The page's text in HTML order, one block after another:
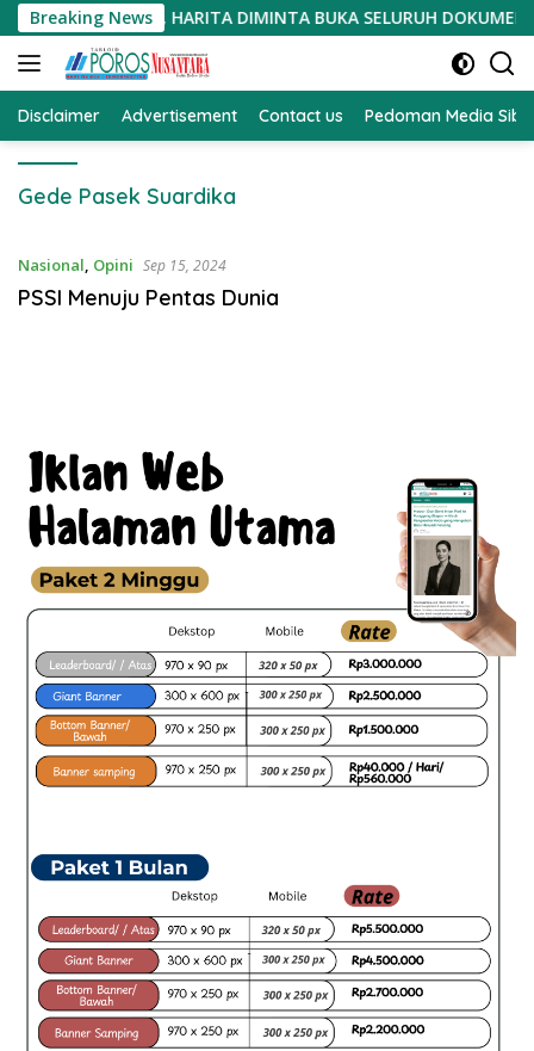
Langsung
ke
konten
Breaking News
PROSEDUR, HARITA DIMINTA BUKA SELURUH DOKUMEN
Disclaimer Advertisement Contact us Pedoman Media
Gede Pasek Suardika
Nasional, Opini Sep 15, 2024
PSSI Menuju Pentas Dunia